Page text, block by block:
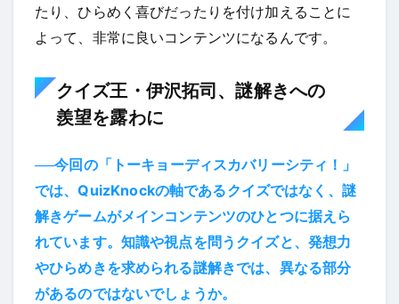
たり、ひらめく喜びだったりを付け加えることに
よって、非常に良いコンテンツになるんです。
クイズ王・伊沢拓司、謎解きへの
羨望を露わに
──今回の「トーキョーディスカバリーシティ！」
では、QuizKnockの軸であるクイズではなく、謎
解きゲームがメインコンテンツのひとつに据えら
れています。知識や視点を問うクイズと、発想力
やひらめきを求められる謎解きでは、異なる部分
があるのではないでしょうか。